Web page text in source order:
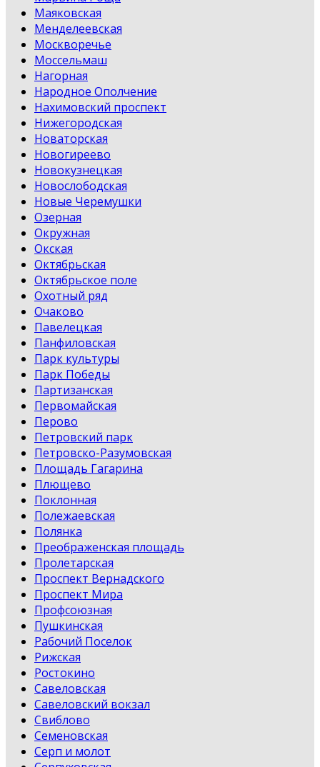
Маяковская
Менделеевская
Москворечье
Моссельмаш
Нагорная
Народное Ополчение
Нахимовский проспект
Нижегородская
Новаторская
Новогиреево
Новокузнецкая
Новослободская
Новые Черемушки
Озерная
Окружная
Окская
Октябрьская
Октябрьское поле
Охотный ряд
Очаково
Павелецкая
Панфиловская
Парк культуры
Парк Победы
Партизанская
Первомайская
Перово
Петровский парк
Петровско-Разумовская
Площадь Гагарина
Плющево
Поклонная
Полежаевская
Полянка
Преображенская площадь
Пролетарская
Проспект Вернадского
Проспект Мира
Профсоюзная
Пушкинская
Рабочий Поселок
Рижская
Ростокино
Савеловская
Савеловский вокзал
Свиблово
Семеновская
Серп и молот